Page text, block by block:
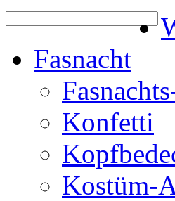
Fasnacht
Konfetti
Kostüm-